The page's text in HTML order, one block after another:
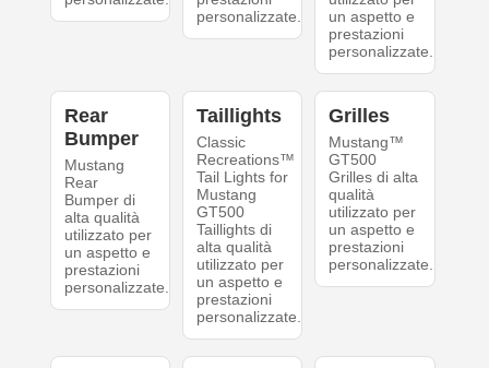
personalizzate.
un aspetto e
prestazioni
personalizzate.
Rear
Bumper
Mustang
Rear
Bumper di
alta qualità
utilizzato per
un aspetto e
prestazioni
personalizzate.
Taillights
Classic
Recreations™
Tail Lights for
Mustang
GT500
Taillights di
alta qualità
utilizzato per
un aspetto e
prestazioni
personalizzate.
Grilles
Mustang™
GT500
Grilles di alta
qualità
utilizzato per
un aspetto e
prestazioni
personalizzate.